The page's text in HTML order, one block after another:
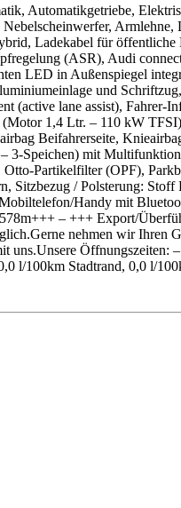
Automatikgetriebe,
Ladekabel für
(ASR), Audi
LED in Außenspiegel
und
(active lane assist),
1,4 Ltr. – 110 kW
Beifahrerseite,
3-Speichen) mit
Partikelfilter (OPF),
Sitzbezug / Polsterung:
Handy mit
– +++ Export/
nehmen wir Ihren
uns.Unsere
l/100km Stadtrand, 0,0 l/